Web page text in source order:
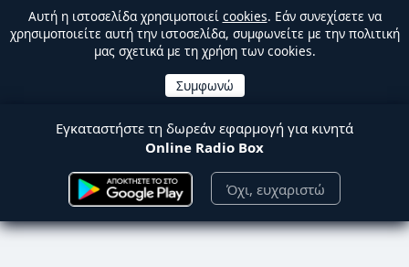
Αυτή η ιστοσελίδα χρησιμοποιεί cookies. Εάν συνεχίσετε να
χρησιμοποιείτε αυτή την ιστοσελίδα, συμφωνείτε με την πολιτική
μας σχετικά με τη χρήση των cookies.
Εγκαταστήστε τη δωρεάν εφαρμογή για κινητά
Online Radio Box
Όχι, ευχαριστώ